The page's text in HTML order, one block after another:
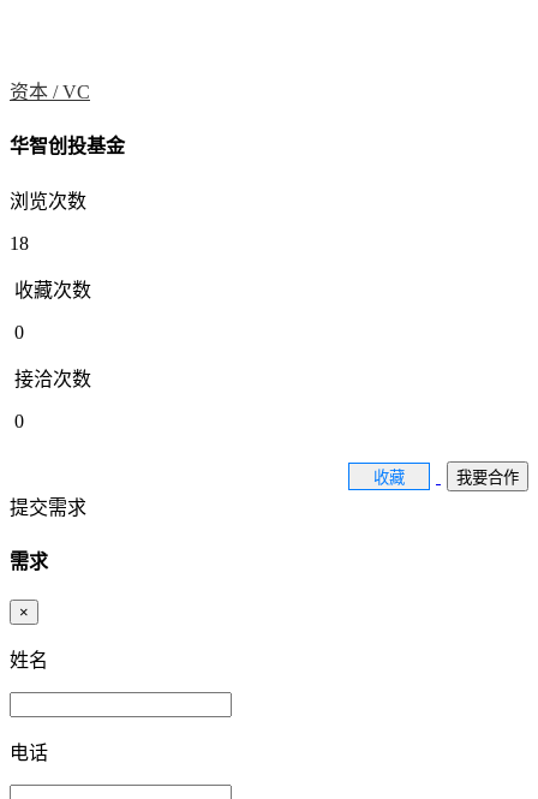
资本 /VC
华智创投基金
浏览次数
18
收藏次数
0
接洽次数
0
收藏 我要合作
提交需求
需求
×
姓名
电话